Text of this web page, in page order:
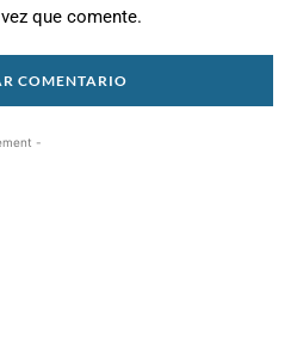
que comente.
-